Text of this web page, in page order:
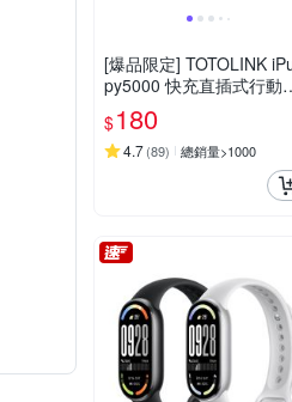
[爆品限定] TOTOLINK
py5000 快充直插式行動
源( Lightning/Type-C )
$180
4.7(89) 總銷量>1000